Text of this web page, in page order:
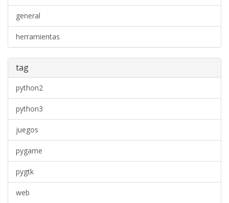
general
herramientas
tag
python2
python3
juegos
pygame
pygtk
web